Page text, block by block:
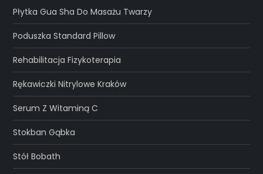
Płytka Gua Sha Do Masażu Twarzy
Poduszka Standard Pillow
Rehabilitacja Fizykoterapia
Rękawiczki Nitrylowe Kraków
Serum Z Witaminą C
Stokban Gąbka
Stół Bobath